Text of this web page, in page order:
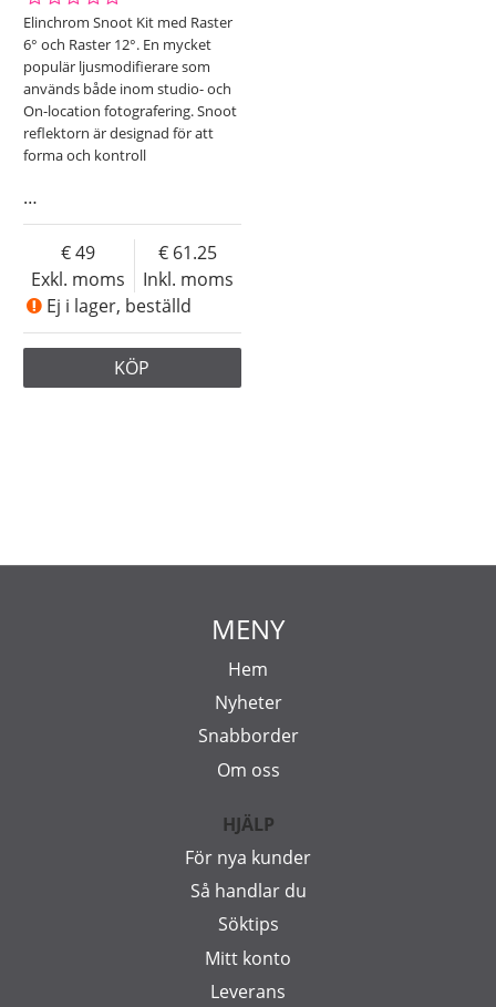
Elinchrom Snoot Kit med Raster
6° och Raster 12°. En mycket
populär ljusmodifierare som
används både inom studio- och
On-location fotografering. Snoot
reflektorn är designad för att
forma och kontroll
…
Exkl. moms
49
Inkl. moms
61.25
Ej i lager, beställd
KÖP
MENY
Hem
Nyheter
Snabborder
Om oss
HJÄLP
För nya kunder
Så handlar du
Söktips
Mitt konto
Leverans